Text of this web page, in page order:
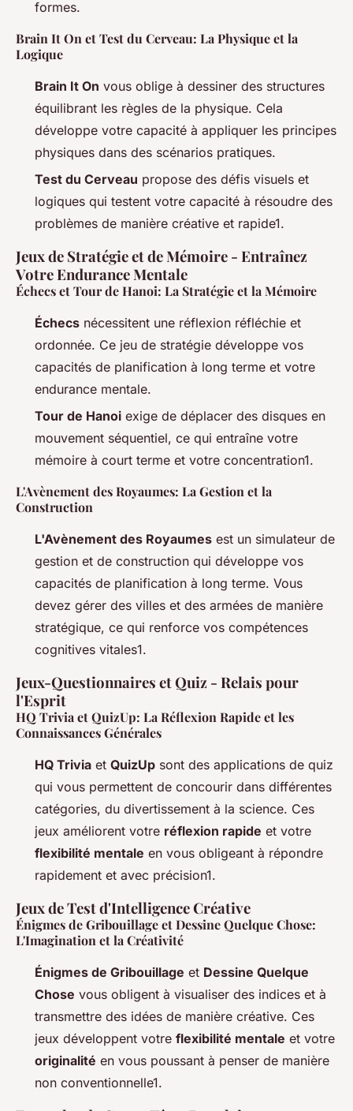
formes.
Brain It On et Test du Cerveau: La Physique et la
Logique
Brain It On vous oblige à dessiner des structures
équilibrant les règles de la physique. Cela
développe votre capacité à appliquer les principes
physiques dans des scénarios pratiques.
Test du Cerveau propose des défis visuels et
logiques qui testent votre capacité à résoudre des
problèmes de manière créative et rapide1.
Jeux de Stratégie et de Mémoire - Entraînez
Votre Endurance Mentale
Échecs et Tour de Hanoi: La Stratégie et la Mémoire
Échecs nécessitent une réflexion réfléchie et
ordonnée. Ce jeu de stratégie développe vos
capacités de planification à long terme et votre
endurance mentale.
Tour de Hanoi exige de déplacer des disques en
mouvement séquentiel, ce qui entraîne votre
mémoire à court terme et votre concentration1.
L'Avènement des Royaumes: La Gestion et la
Construction
L'Avènement des Royaumes est un simulateur de
gestion et de construction qui développe vos
capacités de planification à long terme. Vous
devez gérer des villes et des armées de manière
stratégique, ce qui renforce vos compétences
cognitives vitales1.
Jeux-Questionnaires et Quiz - Relais pour
l'Esprit
HQ Trivia et QuizUp: La Réflexion Rapide et les
Connaissances Générales
HQ Trivia et QuizUp sont des applications de quiz
qui vous permettent de concourir dans différentes
catégories, du divertissement à la science. Ces
jeux améliorent votre réflexion rapide et votre
flexibilité mentale en vous obligeant à répondre
rapidement et avec précision1.
Jeux de Test d'Intelligence Créative
Énigmes de Gribouillage et Dessine Quelque Chose:
L'Imagination et la Créativité
Énigmes de Gribouillage et Dessine Quelque
Chose vous obligent à visualiser des indices et à
transmettre des idées de manière créative. Ces
jeux développent votre flexibilité mentale et votre
originalité en vous poussant à penser de manière
non conventionnelle1.